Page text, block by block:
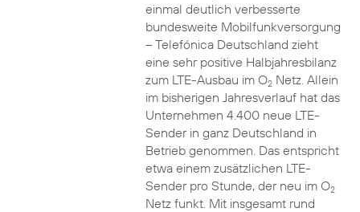
einmal deutlich verbesserte
bundesweite Mobilfunkversorgung
– Telefónica Deutschland zieht
eine sehr positive Halbjahresbilanz
zum LTE-Ausbau im O2Netz. Allein
im bisherigen Jahresverlauf hat das
Unternehmen 4.400 neue LTE-
Sender in ganz Deutschland in
Betrieb genommen. Das entspricht
etwa einem zusätzlichen LTE-
Sender pro Stunde, der neu im O2
Netz funkt. Mit insgesamt rund